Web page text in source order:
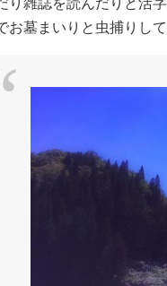
り雑誌を読んだりと活
お墓まいりと虫捕りし